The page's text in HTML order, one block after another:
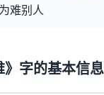
难别人
》字的基本信息